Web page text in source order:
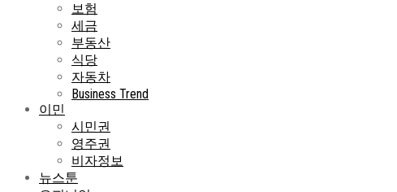
보험
세금
부동산
식당
자동차
Business Trend
이민
시민권
영주권
비자정보
뉴스툰